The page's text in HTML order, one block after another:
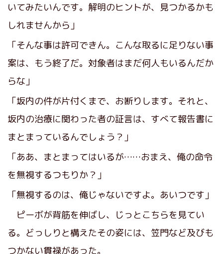
いてみたいんです。解明のヒントが、見つかるかも
しれませんから」
「そんな事は許可できん。こんな取るに足りない事
案は、もう終了だ。対象者はまだ何人もいるんだか
らな」
「坂内の件が片付くまで、お断りします。それと、
坂内の治療に関わった者の証言は、すべて報告書に
まとまっているんでしょう？」
「ああ、まとまってはいるが……おまえ、俺の命令
を無視するつもりか？」
「無視するのは、俺じゃないですよ。あいつです」
ピーボが背筋を伸ばし、じっとこちらを見てい
る。どっしりと構えたその姿には、笠門など及びも
つかない貫禄があった。